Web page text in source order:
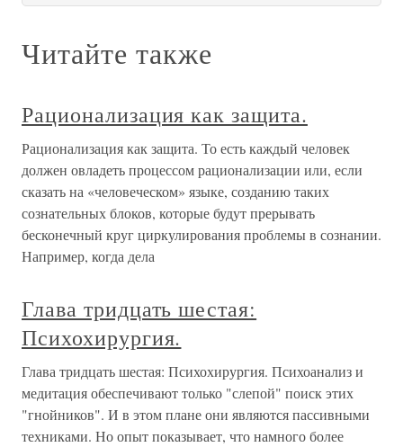
Читайте также
Рационализация как защита.
Рационализация как защита. То есть каждый человек
должен овладеть процессом рационализации или, если
сказать на «человеческом» языке, созданию таких
сознательных блоков, которые будут прерывать
бесконечный круг циркулирования проблемы в сознании.
Например, когда дела
Глава тридцать шестая:
Психохирургия.
Глава тридцать шестая: Психохирургия. Психоанализ и
медитация обеспечивают только "слепой" поиск этих
"гнойников". И в этом плане они являются пассивными
техниками. Но опыт показывает, что намного более